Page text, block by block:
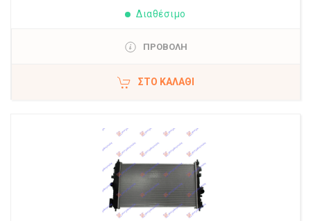
Διαθέσιμο
ΠΡΟΒΟΛΗ
ΣΤΟ ΚΑΛΆΘΙ